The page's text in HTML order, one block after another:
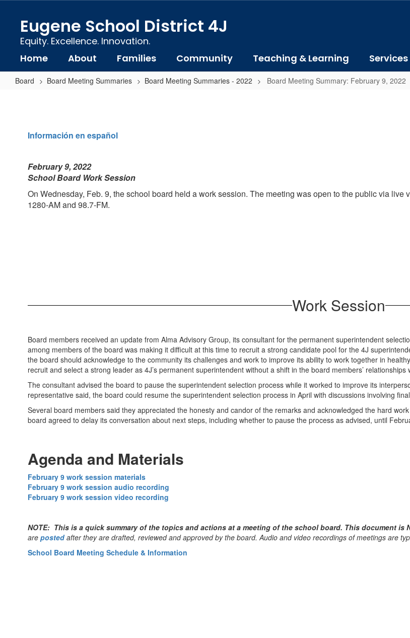
content
Eugene School District 4J
Equity. Excellence. Innovation.
Home About Families Community Teaching & Learning Services
Board Board Meeting Summaries Board Meeting Summaries - 2022 Board Meeting Summary: February 9, 2022
Summary:
February
2022
Información en español
February 9, 2022
School Board Work Session
On Wednesday, Feb. 9, the school board held a work session. The meeting was open to the public via
1280-AM and 98.7-FM.
Work Session
Board members received an update from Alma Advisory Group, its consultant for the permanent superintendent
among members of the board was making it difficult at this time to recruit a strong candidate pool for the 4J
the board should acknowledge to the community its challenges and work to improve its ability to work together in
recruit and select a strong leader as 4J’s permanent superintendent without a shift in the board members’
The consultant advised the board to pause the superintendent selection process while it worked to improve its
representative said, the board could resume the superintendent selection process in April with discussions involving
Several board members said they appreciated the honesty and candor of the remarks and acknowledged the hard
board agreed to delay its conversation about next steps, including whether to pause the process as advised, until
Agenda and Materials
February 9 work session materials
February 9 work session audio recording
February 9 work session video recording
NOTE: This is a quick summary of the topics and actions at a meeting of the school board. This document is
are posted after they are drafted, reviewed and approved by the board. Audio and video recordings of meetings are
School Board Meeting Schedule & Information